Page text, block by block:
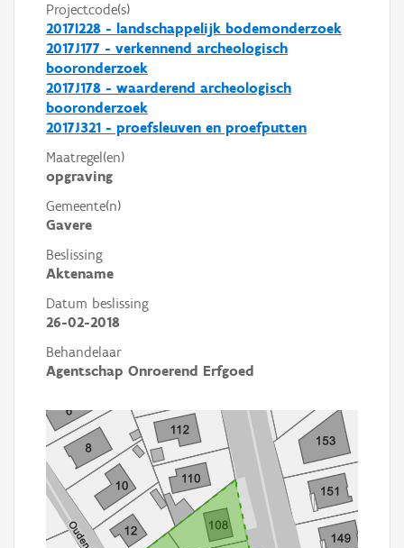
Projectcode(s)
2017I228 - landschappelijk bodemonderzoek
2017J177 - verkennend archeologisch
booronderzoek
2017J178 - waarderend archeologisch
booronderzoek
2017J321 - proefsleuven en proefputten
Maatregel(en)
opgraving
Gemeente(n)
Gavere
Beslissing
Aktename
Datum beslissing
26-02-2018
Behandelaar
Agentschap Onroerend Erfgoed